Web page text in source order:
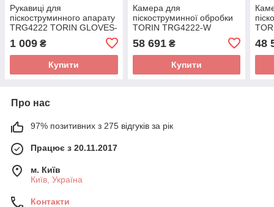
Рукавиці для
піскоструминного апарату
TRG4222 TORIN GLOVES-
1 009 ₴
Купити
Камера для
піскоструминної обробки
TORIN TRG4222-W
58 691₴
Купити
48
Про нас
97% позитивних з 275 відгуків за рік
Працює з 20.11.2017
м. Київ
Київ, Україна
Контакти